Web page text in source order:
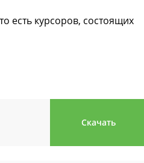
есть курсоров, состоящих
Скачать